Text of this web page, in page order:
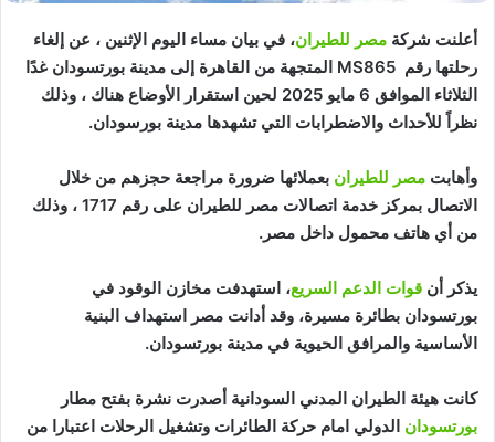
أعلنت شركة مصر للطيران، في بيان مساء اليوم الإثنين ، عن إلغاء
رحلتها رقم MS865 المتجهة من القاهرة إلى مدينة بورتسودان غدًا
الثلاثاء الموافق 6 مايو 2025 لحين استقرار الأوضاع هناك ، وذلك
نظراً للأحداث والاضطرابات التي تشهدها مدينة بورسودان.
وأهابت مصر للطيران بعملائها ضرورة مراجعة حجزهم من خلال
الاتصال بمركز خدمة اتصالات مصر للطيران على رقم 1717 ، وذلك
من أي هاتف محمول داخل مصر.
يذكر أن قوات الدعم السريع، استهدفت مخازن الوقود في
بورتسودان بطائرة مسيرة، وقد أدانت مصر استهداف البنية
الأساسية والمرافق الحيوية في مدينة بورتسودان.
كانت هيئة الطيران المدني السودانية أصدرت نشرة بفتح مطار
بورتسودان الدولي امام حركة الطائرات وتشغيل الرحلات اعتبارا من